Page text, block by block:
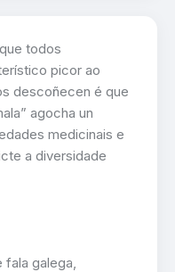
todos
picor ao
descoñecen é que
agocha un
medicinais e
a diversidade
galega,